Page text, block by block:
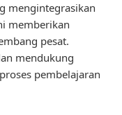
mengintegrasikan
memberikan
pesat.
mendukung
pembelajaran